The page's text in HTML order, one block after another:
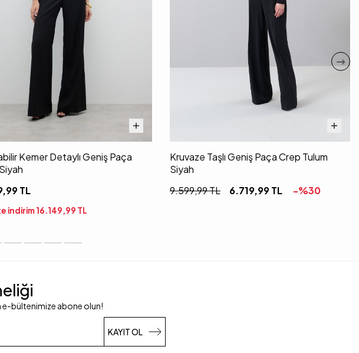
Kemer Detaylı Geniş Paça
TL
indirim16.149,99 TL
Kruvaze Taşlı Geniş Paça Crep Tulum
Siyah
9.599,99TL 6.719,99TL -%30
e-bültenimize abone olun!
KAYIT OL